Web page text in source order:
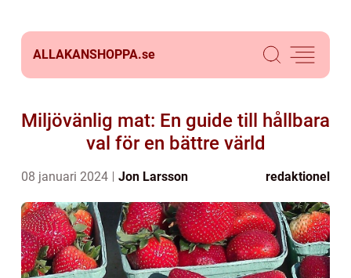
ALLAKANSHOPPA.se
Miljövänlig mat: En guide till hållbara
val för en bättre värld
08 januari 2024 Jon Larsson redaktionel